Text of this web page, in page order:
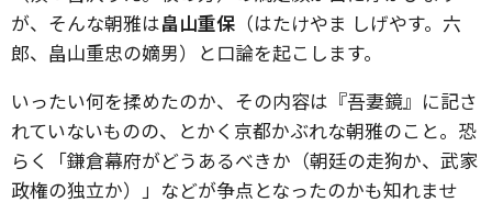
が、そんな朝雅は畠山重保 （はたけやま しげやす。六
郎、畠山重忠の嫡男）と口論を起こします。
いったい何を揉めたのか、その内容は『吾妻鏡』に記さ
れていないものの、とかく京都かぶれな朝雅のこと。恐
らく「鎌倉幕府がどうあるべきか（朝廷の走狗か、武家
政権の独立か）」などが争点となったのかも知れませ